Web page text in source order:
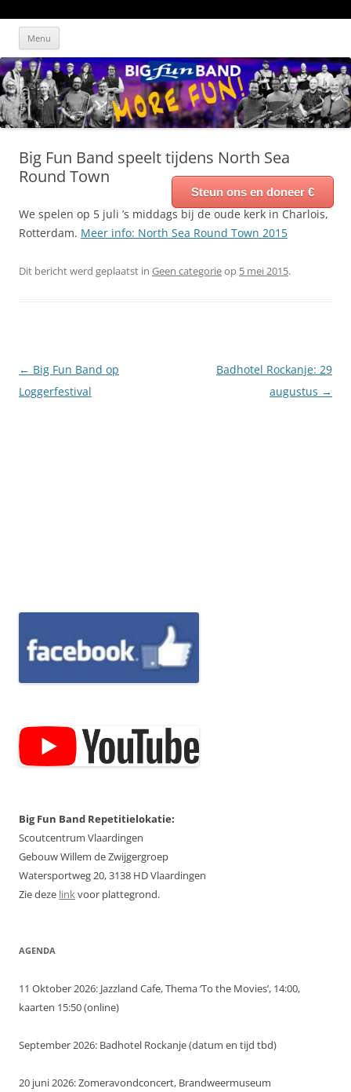
Ga
naar
de
inhoud
Big Fun Band
Blaast het dak er af!
Menu
Big Fun Band speelt tijdens North Sea
Round Town
We spelen op 5 juli ’s middags bij de oude kerk in Charlois,
Rotterdam. Meer info: North Sea Round Town 2015
Dit bericht werd geplaatst in Geen categorieop 5 mei 2015.
Berichtnavigatie
← Big Fun Band op
Loggerfestival
Badhotel Rockanje: 29
augustus →
Steun ons en doneer €
Big Fun Band Repetitielokatie:
Scoutcentrum Vlaardingen
Gebouw Willem de Zwijgergroep
Watersportweg 20, 3138 HD Vlaardingen
Zie deze linkvoor plattegrond.
AGENDA
11 Oktober 2026: Jazzland Cafe, Thema ‘To the Movies’, 14:00,
kaarten 15:50 (online)
September 2026: Badhotel Rockanje (datum en tijd tbd)
20 juni 2026: Zomeravondconcert, Brandweermuseum